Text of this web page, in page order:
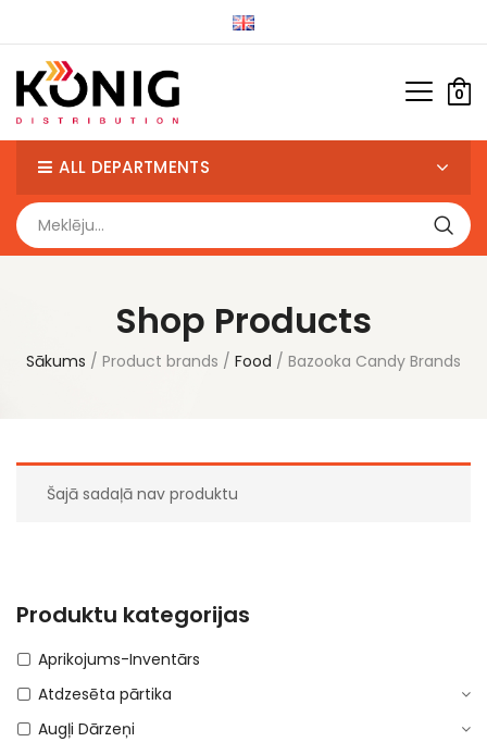
0
ALL DEPARTMENTS
Shop Products
Sākums Product brands Food Bazooka Candy Brands
Šajā sadaļā nav produktu
Produktu kategorijas
Aprikojums-Inventārs
Atdzesēta pārtika
Augļi Dārzeņi